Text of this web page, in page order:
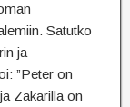
Satutko
ja
”Peter on
Zakarilla on